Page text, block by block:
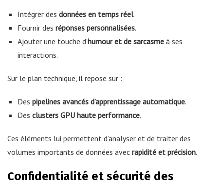
Intégrer des données en temps réel.
Fournir des réponses personnalisées.
Ajouter une touche d’humour et de sarcasmeà ses
interactions.
Sur le plan technique, il repose sur :
Des pipelines avancés d’apprentissage automatique.
Des clusters GPU haute performance.
Ces éléments lui permettent d’analyser et de traiter des
volumes importants de données avec rapidité et précision.
Confidentialité et sécurité des